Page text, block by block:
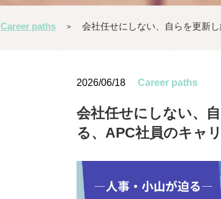
Career paths > 会社任せにしない、自らを更新
2026/06/18 Career paths
会社任せにしない、
る、APC社員のキャリ